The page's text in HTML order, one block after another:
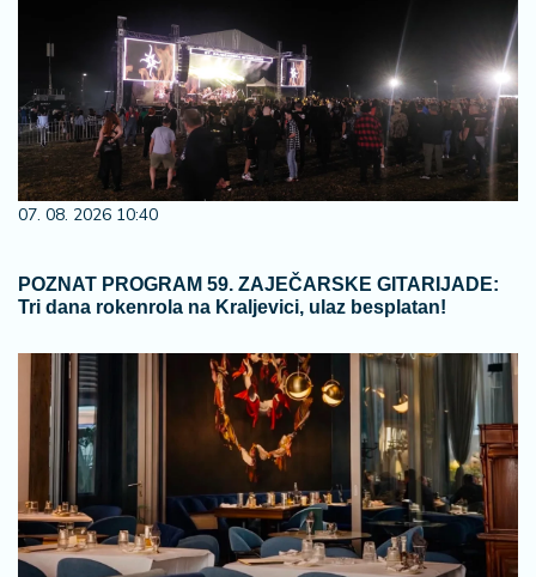
07. 08. 2026 10:40
POZNAT PROGRAM 59. ZAJEČARSKE GITARIJADE:
Tri dana rokenrola na Kraljevici, ulaz besplatan!